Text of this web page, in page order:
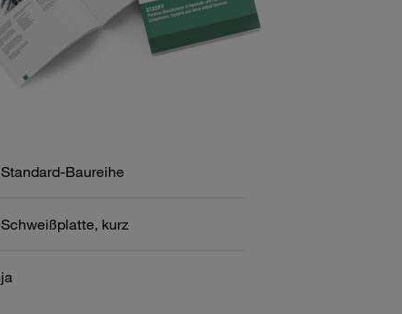
Standard-Baureihe
Schweißplatte, kurz
ja